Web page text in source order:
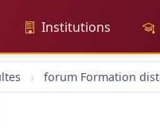
Institutions